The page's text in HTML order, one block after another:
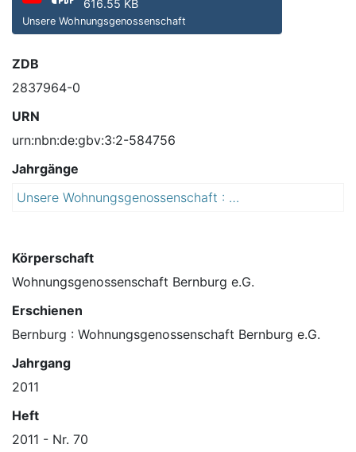
616.55 KB
Unsere Wohnungsgenossenschaft
ZDB
2837964-0
URN
urn:nbn:de:gbv:3:2-584756
Jahrgänge
Unsere Wohnungsgenossenschaft : Mitteilungen für die Mitglieder der Wohnungsgenossenschaft Bernburg e.G.
Körperschaft
Wohnungsgenossenschaft Bernburg e.G.
Erschienen
Bernburg : Wohnungsgenossenschaft Bernburg e.G.
Jahrgang
2011
Heft
2011 - Nr. 70